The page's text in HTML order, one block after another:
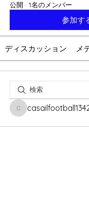
公開 · 1名のメンバー
参加す
ディスカッション メ
casailfootball1342